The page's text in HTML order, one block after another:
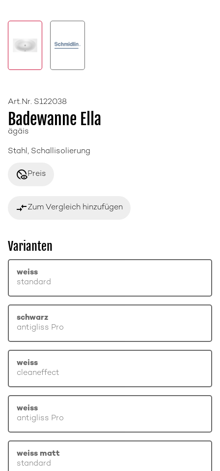
Art.Nr. S122038
Badewanne Ella
ägäis
Stahl, Schallisolierung
disabled_visiblePreis
compare_arrowsZum Vergleich hinzufügen
Varianten
weiss
standard
schwarz
antigliss Pro
weiss
cleaneffect
weiss
antigliss Pro
weiss matt
standard